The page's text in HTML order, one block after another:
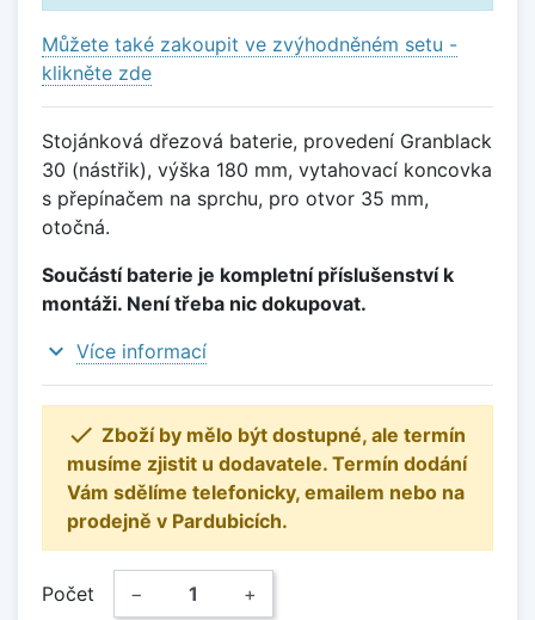
Můžete také zakoupit ve zvýhodněném setu -
klikněte zde
Stojánková dřezová baterie, provedení Granblack
30 (nástřik), výška 180 mm, vytahovací koncovka
s přepínačem na sprchu, pro otvor 35 mm,
otočná.
Součástí baterie je kompletní příslušenství k
montáži. Není třeba nic dokupovat.
expand_more Více informací
 Zboží by mělo být dostupné, ale termín
musíme zjistit u dodavatele. Termín dodání
Vám sdělíme telefonicky, emailem nebo na
prodejně v Pardubicích.
Počet − +